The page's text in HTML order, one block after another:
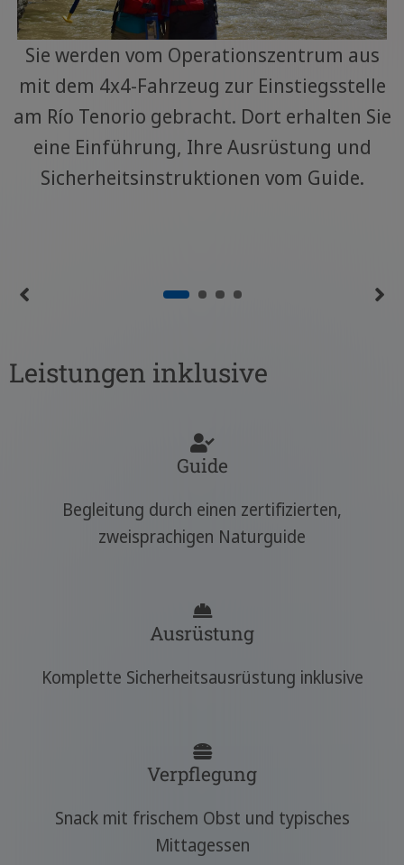
Sie werden vom Operationszentrum aus
mit dem 4x4-Fahrzeug zur Einstiegsstelle
am Río Tenorio gebracht. Dort erhalten Sie
eine Einführung, Ihre Ausrüstung und
Sicherheitsinstruktionen vom Guide.
Leistungen inklusive
Guide
Begleitung durch einen zertifizierten,
zweisprachigen Naturguide
Ausrüstung
Komplette Sicherheitsausrüstung inklusive
Verpflegung
Snack mit frischem Obst und typisches
Mittagessen